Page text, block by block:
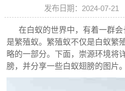
发布日期：2024-07-
在白蚁的世界中，有着一群会
是繁殖蚁。繁殖蚁不仅是白蚁繁
略的一部分。下面，崇源环境将
膀，并分享一些白蚁翅膀的图片。